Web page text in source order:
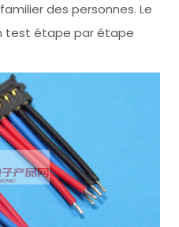
des personnes. Le
test étape par étape